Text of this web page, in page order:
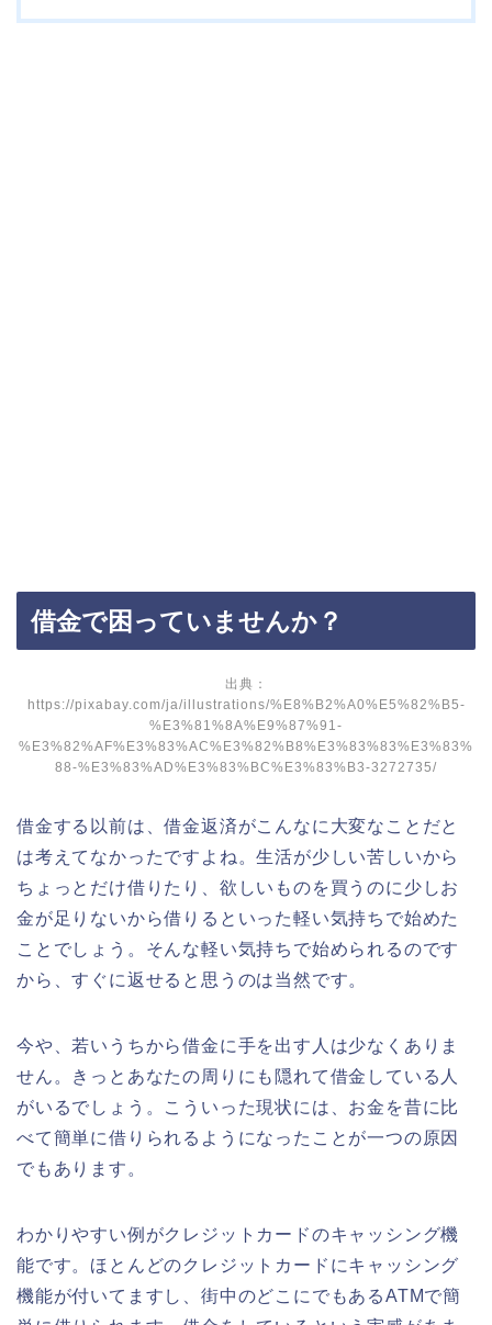
借金で困っていませんか？
出典：
https://pixabay.com/ja/illustrations/%E8%B2%A0%E5%82%B5-
%E3%81%8A%E9%87%91-
%E3%82%AF%E3%83%AC%E3%82%B8%E3%83%83%E3%83%
88-%E3%83%AD%E3%83%BC%E3%83%B3-3272735/
借金する以前は、借金返済がこんなに大変なことだと
は考えてなかったですよね。生活が少しい苦しいから
ちょっとだけ借りたり、欲しいものを買うのに少しお
金が足りないから借りるといった軽い気持ちで始めた
ことでしょう。そんな軽い気持ちで始められるのです
から、すぐに返せると思うのは当然です。
今や、若いうちから借金に手を出す人は少なくありま
せん。きっとあなたの周りにも隠れて借金している人
がいるでしょう。こういった現状には、お金を昔に比
べて簡単に借りられるようになったことが一つの原因
でもあります。
わかりやすい例がクレジットカードのキャッシング機
能です。ほとんどのクレジットカードにキャッシング
機能が付いてますし、街中のどこにでもあるATMで簡